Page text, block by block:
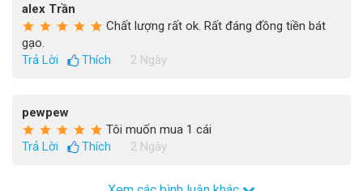
alex Trần
Chất lượng rất ok. Rất đáng đồng tiền bát
gạo.
Trả Lời
Thích 2 Ngày
pewpew
Tôi muốn mua 1 cái
Trả Lời
Thích 2 Ngày